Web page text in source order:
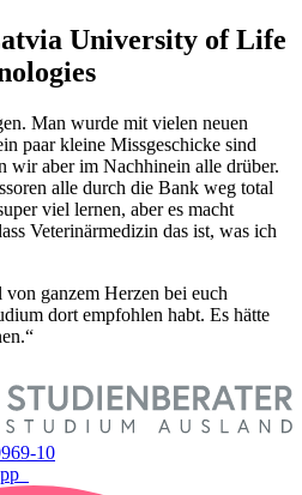
University of Life
Man wurde mit vielen neuen
paar kleine Missgeschicke sind
wir aber im Nachhinein alle drüber.
alle durch die Bank weg total
viel lernen, aber es macht
Veterinärmedizin das ist, was ich
ganzem Herzen bei euch
dort empfohlen habt. Es hätte
10